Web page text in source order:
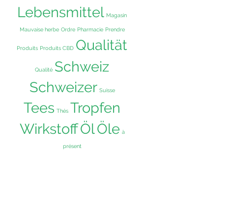
Lebensmittel Magasin
Mauvaise herbe Ordre Pharmacie Prendre
Produits Produits CBD Qualität
Qualité Schweiz
Schweizer Suisse
Tees Thés Tropfen
WirkstoffÖlÖle à
présent